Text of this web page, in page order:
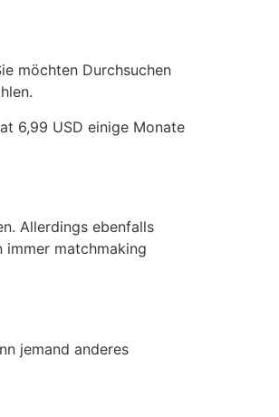
möchten Durchsuchen
6,99 USD einige Monate
Allerdings ebenfalls
immer matchmaking
jemand anderes